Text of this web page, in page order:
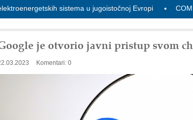
sistema u jugoistočnoj Evropi COMBYPACK
je otvorio javni pristup svom
Komentari: 0